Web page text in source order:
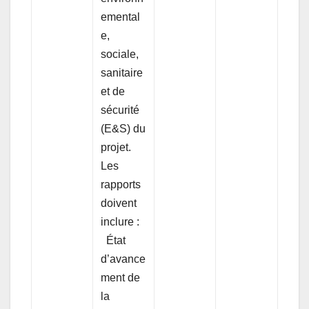
emental
e,
sociale,
sanitaire
et de
sécurité
(E&S) du
projet.
Les
rapports
doivent
inclure :
État
d’avance
ment de
la